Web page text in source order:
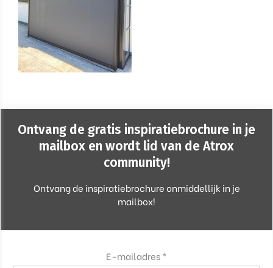
Ontvang de gratis inspiratiebrochure in je
mailbox en wordt lid van de Atrox
community!
Ontvang de inspiratiebrochure onmiddellijk in je
mailbox!
E-mailadres *